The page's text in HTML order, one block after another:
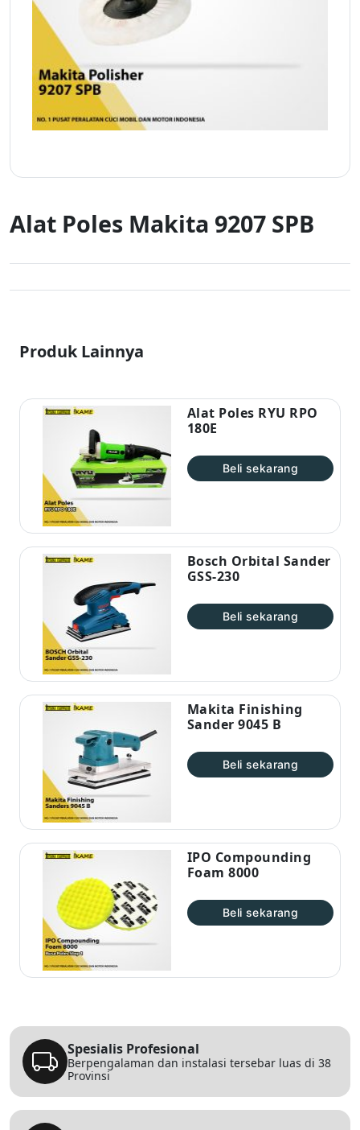
Alat Poles Makita 9207 SPB
Produk Lainnya
Alat Poles RYU RPO
180E
Beli sekarang
Bosch Orbital Sander
GSS-230
Beli sekarang
Makita Finishing
Sander 9045 B
Beli sekarang
IPO Compounding
Foam 8000
Beli sekarang
Spesialis Profesional
Berpengalaman dan instalasi tersebar luas di 38
Provinsi